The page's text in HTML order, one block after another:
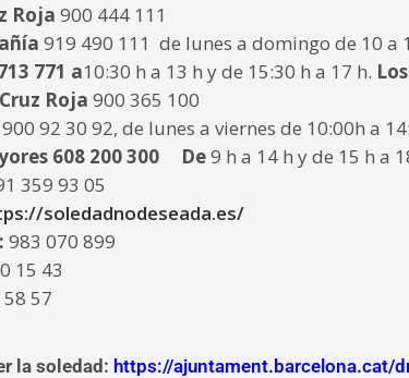
Roja 900 444 111
919 490 111 de lunes a domingo de 10 a
771 a10:30 h a 13 h y de 15:30 h a 17 h.
Roja 900 365 100
900 92 30 92, de lunes a viernes de 10:00h a
608 200 300 De9 h a 14 h y de 15 h a
359 93 05
soledadnodeseada.es/
983 070 899
15 43
57
la soledad: https://ajuntament.barcelona.cat/